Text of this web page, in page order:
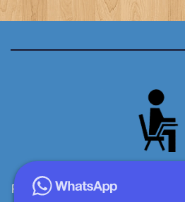
Produsen Meja Kursi Siswa